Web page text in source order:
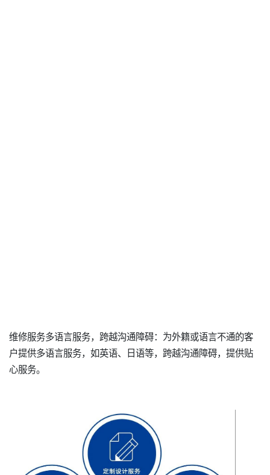
维修服务多语言服务，跨越沟通障碍：为外籍或语言不通的客
户提供多语言服务，如英语、日语等，跨越沟通障碍，提供贴
心服务。